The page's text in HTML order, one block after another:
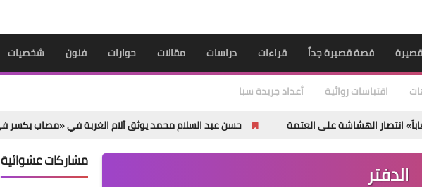
قصة قصيرة جداً قراءات دراسات مقالات حوارات فنون شخصيات
اقتباسات روائية أعداد جريدة سبا
على العتمة حسن عبد السلام محمد يوثق آلام الغربة في «مصاب بكسر في الأمل»
الدفتر مشاركات عشوائية